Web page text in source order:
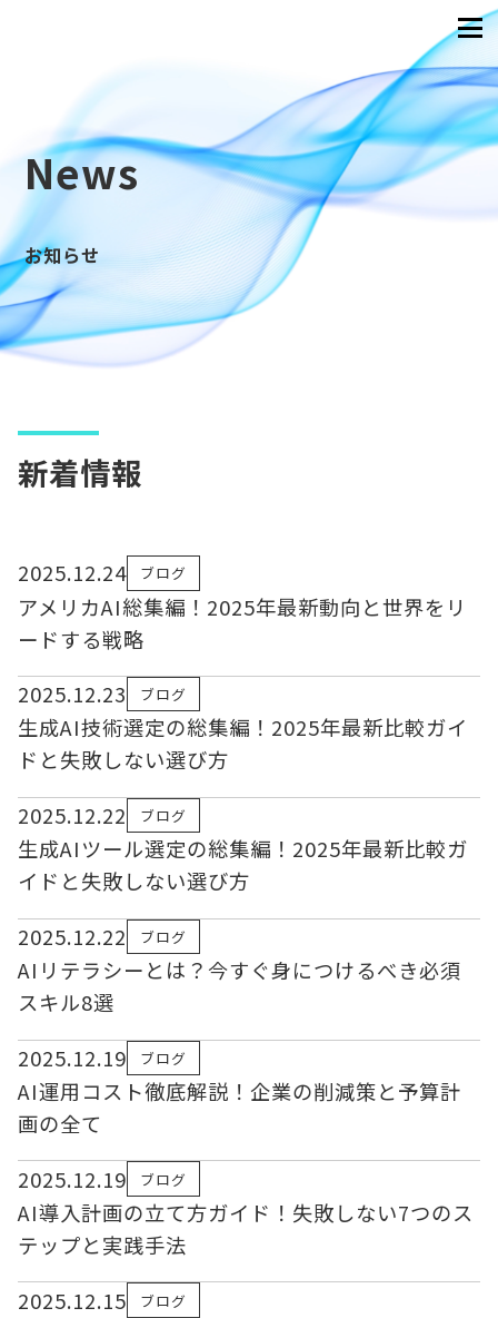
News
お知らせ
新着情報
2025.12.24 ブログ
アメリカAI総集編！2025年最新動向と世界をリ
ードする戦略
2025.12.23
ブログ
生成AI技術選定の総集編！2025年最新比較ガイ
ドと失敗しない選び方
2025.12.22
ブログ
生成AIツール選定の総集編！2025年最新比較ガ
イドと失敗しない選び方
2025.12.22
ブログ
AIリテラシーとは？今すぐ身につけるべき必須
スキル8選
2025.12.19
ブログ
AI運用コスト徹底解説！企業の削減策と予算計
画の全て
2025.12.19
ブログ
AI導入計画の立て方ガイド！失敗しない7つのス
テップと実践手法
2025.12.15
ブログ